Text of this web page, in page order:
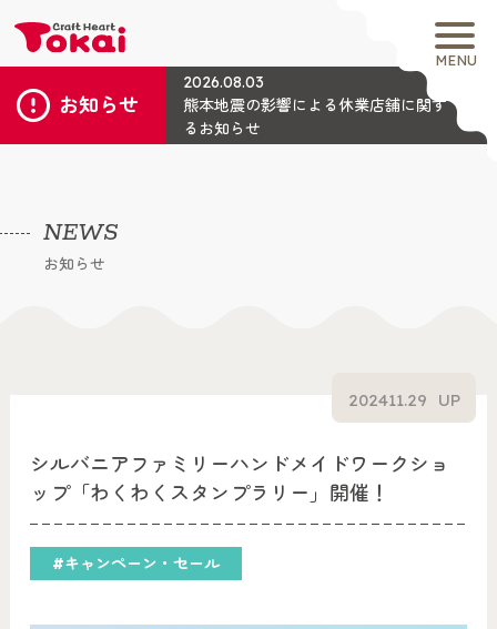
MENU
お知らせ
2026.08.03
熊本地震の影響による休業店舗に関す
るお知らせ
NEWS
お知らせ
シルバニアファミリーハンドメイドワークショ
ップ「わくわくスタンプラリー」開催！
#キャンペーン・セール
202411.29 UP